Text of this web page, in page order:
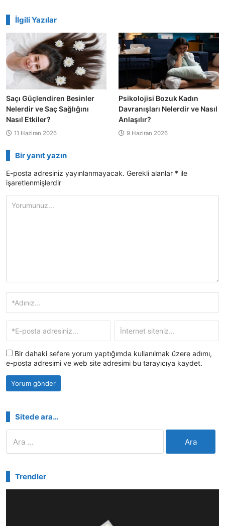
İlgili Yazılar
Saçı Güçlendiren Besinler
Nelerdir ve Saç Sağlığını
Nasıl Etkiler?
11 Haziran 2026
Psikolojisi Bozuk Kadın
Davranışları Nelerdir ve Nasıl
Anlaşılır?
9 Haziran 2026
Bir yanıt yazın
E-posta adresiniz yayınlanmayacak. Gerekli alanlar * ile
işaretlenmişlerdir
Bir dahaki sefere yorum yaptığımda kullanılmak üzere adımı,
e-posta adresimi ve web site adresimi bu tarayıcıya kaydet.
Sitede ara…
Trendler